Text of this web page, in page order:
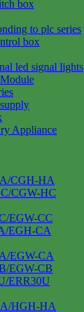
box
to plc series
box
led signal lights
Appliance
CGH-HA
CGW-HC
EGW-CC
EGH-CA
EGW-CA
EGW-CB
ERR30U
HGH-HA